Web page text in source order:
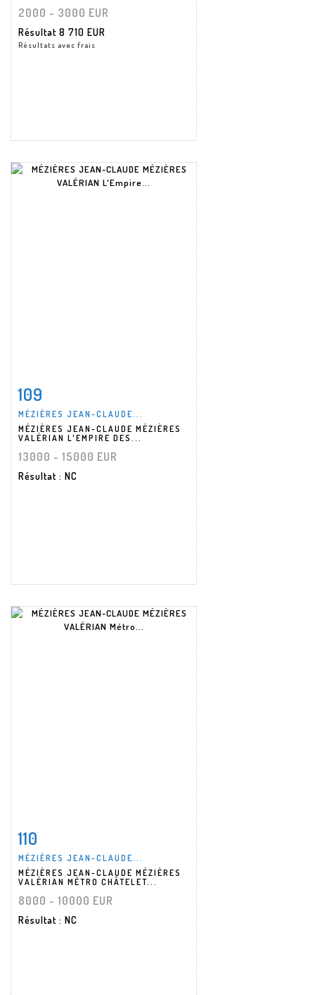
2000 - 3000 EUR
Résultat 8 710 EUR
Résultats avec frais
Fiche détaillée
109
MÉZIÈRES JEAN-CLAUDE...
MÉZIÈRES JEAN-CLAUDE MÉZIÈRES
VALÉRIAN L'EMPIRE DES...
13000 - 15000 EUR
Résultat : NC
Fiche détaillée
110
MÉZIÈRES JEAN-CLAUDE...
MÉZIÈRES JEAN-CLAUDE MÉZIÈRES
VALÉRIAN MÉTRO CHÂTELET...
8000 - 10000 EUR
Résultat : NC